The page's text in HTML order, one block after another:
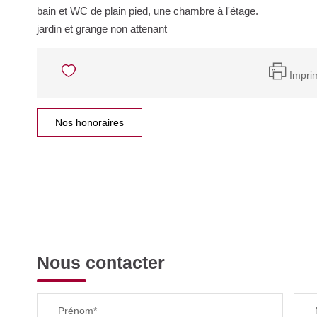
bain et WC de plain pied, une chambre à l'étage.
jardin et grange non attenant
Nos honoraires
Nous contacter
Prénom*